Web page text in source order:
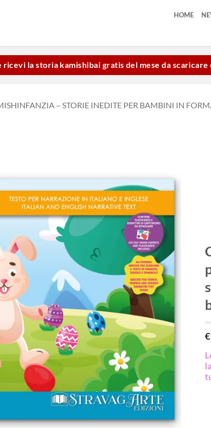
HOME
ricevi la storia kamishibai gratis del mese da scaricare
– STORIE INEDITE PER BAMBINI IN
desideri
€